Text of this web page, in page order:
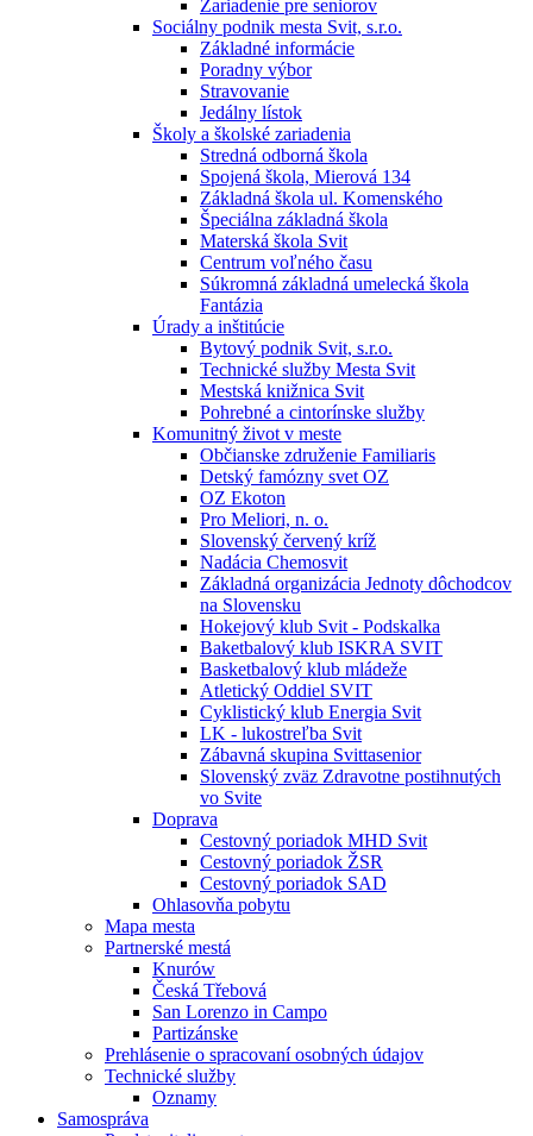
Zariadenie pre seniorov
Sociálny podnik mesta Svit, s.r.o.
Základné informácie
Poradny výbor
Stravovanie
Jedálny lístok
Školy a školské zariadenia
Stredná odborná škola
Spojená škola, Mierová 134
Základná škola ul. Komenského
Špeciálna základná škola
Materská škola Svit
Centrum voľného času
Súkromná základná umelecká škola
Fantázia
Úrady a inštitúcie
Bytový podnik Svit, s.r.o.
Technické služby Mesta Svit
Mestská knižnica Svit
Pohrebné a cintorínske služby
Komunitný život v meste
Občianske združenie Familiaris
Detský famózny svet OZ
OZ Ekoton
Pro Meliori, n. o.
Slovenský červený kríž
Nadácia Chemosvit
Základná organizácia Jednoty dôchodcov
na Slovensku
Hokejový klub Svit - Podskalka
Baketbalový klub ISKRA SVIT
Basketbalový klub mládeže
Atletický Oddiel SVIT
Cyklistický klub Energia Svit
LK - lukostreľba Svit
Zábavná skupina Svittasenior
Slovenský zväz Zdravotne postihnutých
vo Svite
Doprava
Cestovný poriadok MHD Svit
Cestovný poriadok ŽSR
Cestovný poriadok SAD
Ohlasovňa pobytu
Mapa mesta
Partnerské mestá
Knurów
Česká Třebová
San Lorenzo in Campo
Partizánske
Prehlásenie o spracovaní osobných údajov
Technické služby
Oznamy
Samospráva